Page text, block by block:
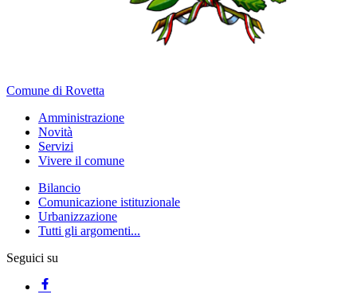
Comune di Rovetta
Amministrazione
Novità
Servizi
Vivere il comune
Bilancio
Comunicazione istituzionale
Urbanizzazione
Tutti gli argomenti...
Seguici su